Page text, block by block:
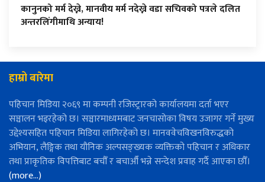
कानुनको मर्म देख्ने, मानवीय मर्म नदेख्ने वडा सचिवको पत्रले दलित
अन्तरलिंगीमाथि अन्याय!
हाम्रो बारेमा
पहिचान मिडिया २०६९ मा कम्पनी रजिस्ट्रारको कार्यालयमा दर्ता भएर
सञ्चालन भइरहेको छ। सञ्चारमाध्यमबाट जनचासोका विषय उजागर गर्ने मुख्य
उद्देश्यसहित पहिचान मिडिया लागिरहेको छ। मानववेचविखनविरुद्धको
अभियान, लैङ्गिक तथा यौनिक अल्पसङ्ख्यक व्यक्तिको पहिचान र अधिकार
तथा प्राकृतिक विपत्तिबाट बचौँ र बचाऔँ भन्ने सन्देश प्रवाह गर्दै आएका छौँ।
(more…)